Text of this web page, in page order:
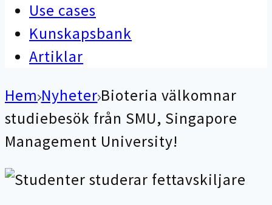
Use cases
Kunskapsbank
Artiklar
Hem Nyheter Bioteria välkomnar
studiebesök från SMU, Singapore
Management University!